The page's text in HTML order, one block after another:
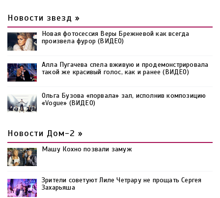
Новости звезд »
Новая фотосессия Веры Брежневой как всегда
произвела фурор (ВИДЕО)
Алла Пугачева спела вживую и продемонстрировала
такой же красивый голос, как и ранее (ВИДЕО)
Ольга Бузова «порвала» зал, исполнив композицию
«Vogue» (ВИДЕО)
Новости Дом-2 »
Машу Кохно позвали замуж
Зрители советуют Лиле Четрару не прощать Сергея
Захарьяша